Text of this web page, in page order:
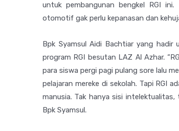
untuk pembangunan bengkel RGI
otomotif gak perlu kepanasan dan
Bpk Syamsul Aidi Bachtiar yang
program RGI besutan LAZ Al Azhar.
para siswa pergi pagi pulang sore lalu
pelajaran mereke di sekolah. Tapi RGI
manusia. Tak hanya sisi
Bpk Syamsul.